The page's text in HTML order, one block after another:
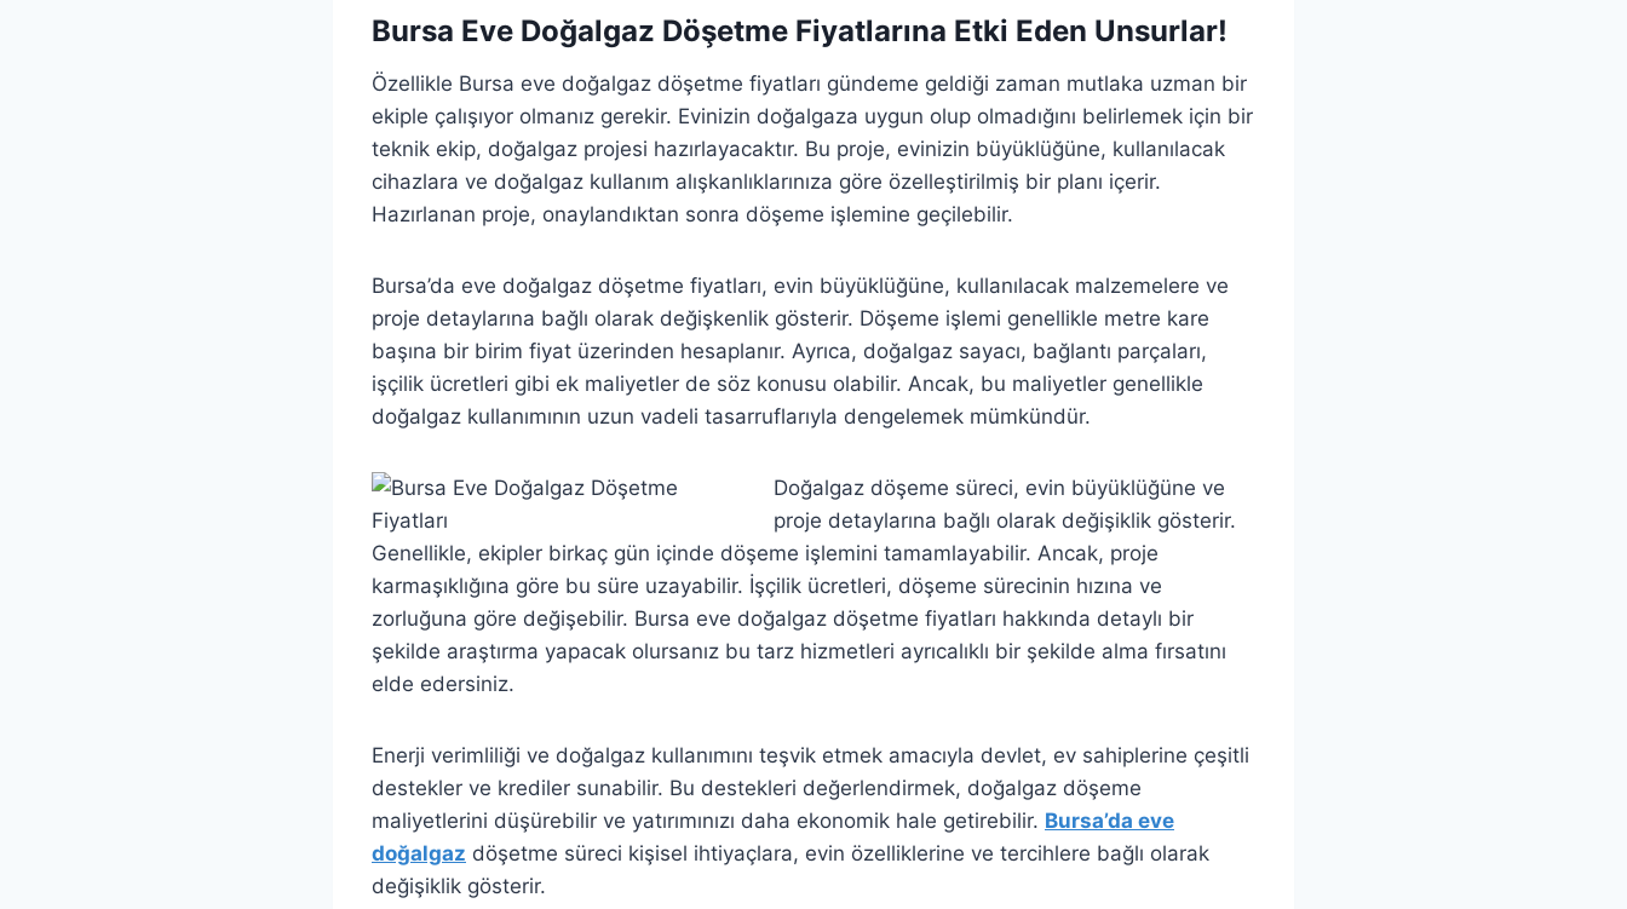
Bursa Eve Doğalgaz Döşetme Fiyatlarına Etki Eden Unsurlar!
Özellikle Bursa eve doğalgaz döşetme fiyatları gündeme geldiği zaman mutlaka uzman bir
ekiple çalışıyor olmanız gerekir. Evinizin doğalgaza uygun olup olmadığını belirlemek için bir
teknik ekip, doğalgaz projesi hazırlayacaktır. Bu proje, evinizin büyüklüğüne, kullanılacak
cihazlara ve doğalgaz kullanım alışkanlıklarınıza göre özelleştirilmiş bir planı içerir.
Hazırlanan proje, onaylandıktan sonra döşeme işlemine geçilebilir.
Bursa’da eve doğalgaz döşetme fiyatları, evin büyüklüğüne, kullanılacak malzemelere ve
proje detaylarına bağlı olarak değişkenlik gösterir. Döşeme işlemi genellikle metre kare
başına bir birim fiyat üzerinden hesaplanır. Ayrıca, doğalgaz sayacı, bağlantı parçaları,
işçilik ücretleri gibi ek maliyetler de söz konusu olabilir. Ancak, bu maliyetler genellikle
doğalgaz kullanımının uzun vadeli tasarruflarıyla dengelemek mümkündür.
Doğalgaz döşeme süreci, evin büyüklüğüne ve
proje detaylarına bağlı olarak değişiklik gösterir.
Genellikle, ekipler birkaç gün içinde döşeme işlemini tamamlayabilir. Ancak, proje
karmaşıklığına göre bu süre uzayabilir. İşçilik ücretleri, döşeme sürecinin hızına ve
zorluğuna göre değişebilir. Bursa eve doğalgaz döşetme fiyatları hakkında detaylı bir
şekilde araştırma yapacak olursanız bu tarz hizmetleri ayrıcalıklı bir şekilde alma fırsatını
elde edersiniz.
Enerji verimliliği ve doğalgaz kullanımını teşvik etmek amacıyla devlet, ev sahiplerine çeşitli
destekler ve krediler sunabilir. Bu destekleri değerlendirmek, doğalgaz döşeme
maliyetlerini düşürebilir ve yatırımınızı daha ekonomik hale getirebilir. Bursa’da eve
doğalgaz döşetme süreci kişisel ihtiyaçlara, evin özelliklerine ve tercihlere bağlı olarak
değişiklik gösterir.